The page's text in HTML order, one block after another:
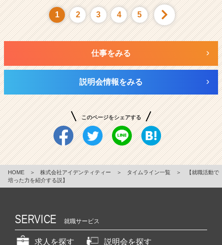
1 2 3 4 5
仕事をみる
説明会情報をみる
このページをシェアする
HOME ＞ 株式会社アイデンティティー ＞ タイムライン一覧 ＞
【就職活動で
培った力を紹介する説】
SERVICE 就職サービス
求人を探す
説明会を探す